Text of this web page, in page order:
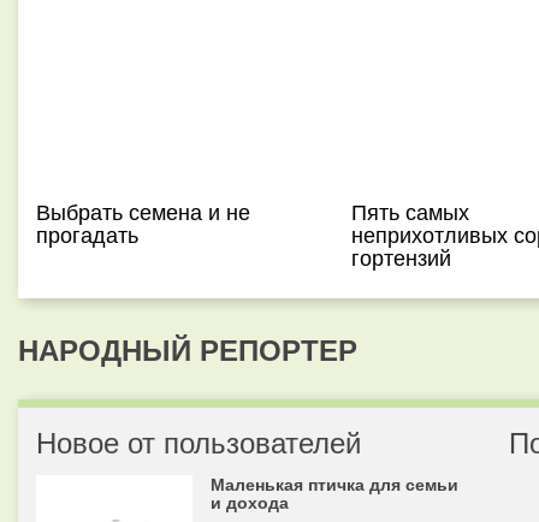
Выбрать семена и не
прогадать
Пять самых
неприхотливых
гортензий
НАРОДНЫЙ РЕПОРТЕР
Новое от пользователей
Маленькая птичка для семьи
и дохода